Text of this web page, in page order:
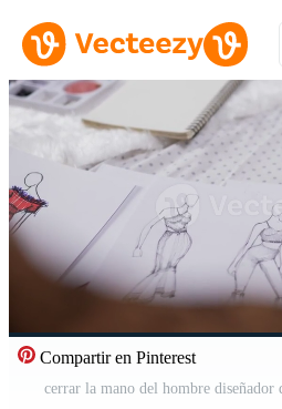
Compartir en Pinterest